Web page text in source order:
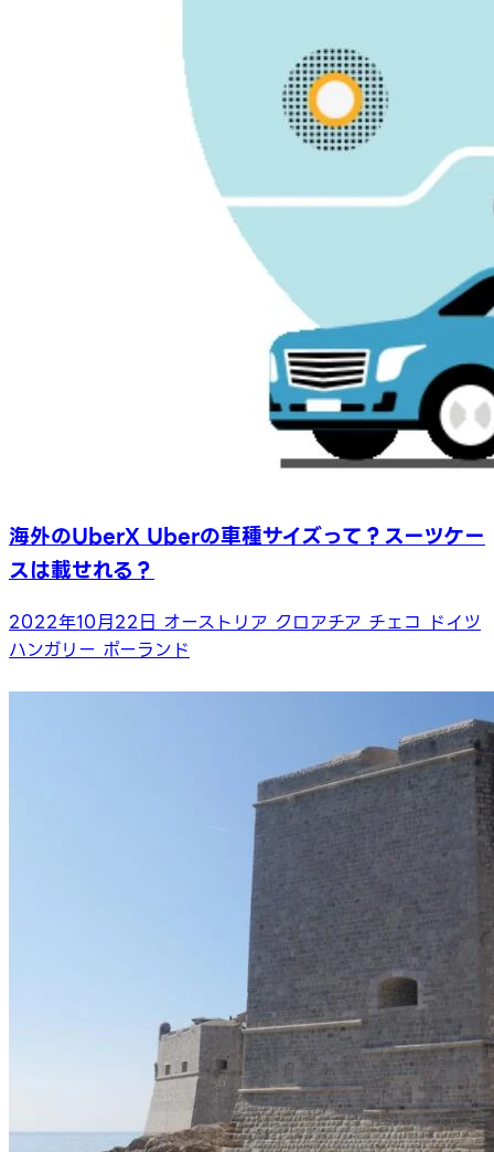
海外のUberX Uberの車種サイズって？スーツケー
スは載せれる？
2022年10月22日 オーストリア クロアチア チェコ ドイツ
ハンガリー ポーランド